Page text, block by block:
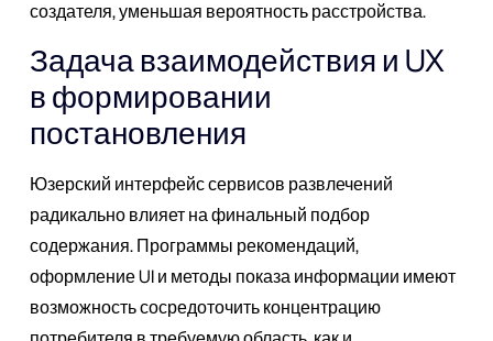
создателя, уменьшая вероятность расстройства.
Задача взаимодействия и UX
в формировании
постановления
Юзерский интерфейс сервисов развлечений
радикально влияет на финальный подбор
содержания. Программы рекомендаций,
оформление UI и методы показа информации имеют
возможность сосредоточить концентрацию